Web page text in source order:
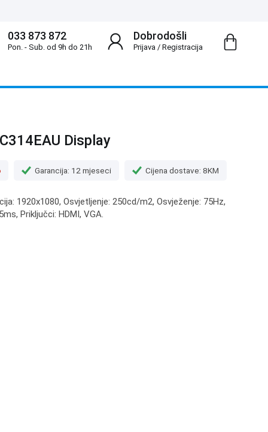
Dobrodošli
Prijava/ Registracija
033 873 872
Pon. - Sub. od 9h do 21h
Display
Garancija: 12 mjeseci Cijena dostave: 8KM
1920x1080, Osvjetljenje: 250cd/m2, Osvježenje: 75Hz,
Priključci: HDMI, VGA.